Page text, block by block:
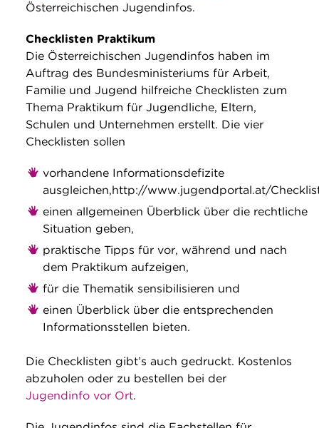
Österreichischen Jugendinfos.
Checklisten Praktikum
Die Österreichischen Jugendinfos haben im
Auftrag des Bundesministeriums für Arbeit,
Familie und Jugend hilfreiche Checklisten zum
Thema Praktikum für Jugendliche, Eltern,
Schulen und Unternehmen erstellt. Die vier
Checklisten sollen
vorhandene Informationsdefizite
ausgleichen,http://www.jugendportal.at/
einen allgemeinen Überblick über die rechtliche
Situation geben,
praktische Tipps für vor, während und nach
dem Praktikum aufzeigen,
für die Thematik sensibilisieren und
einen Überblick über die entsprechenden
Informationsstellen bieten.
Die Checklisten gibt’s auch gedruckt. Kostenlos
abzuholen oder zu bestellen bei der
Jugendinfo vor Ort.